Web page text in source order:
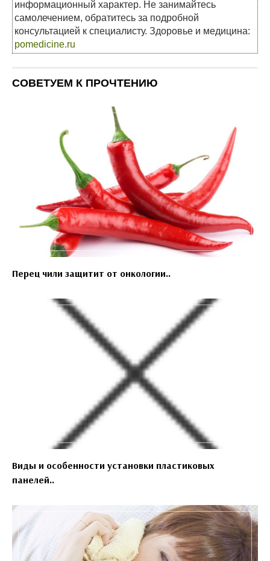
информационный характер. Не занимайтесь
самолечением, обратитесь за подробной
консультацией к специалисту. Здоровье и медицина:
pomedicine.ru
СОВЕТУЕМ К ПРОЧТЕНИЮ
Перец чили защитит от онкологии..
Виды и особенности установки пластиковых
панелей..